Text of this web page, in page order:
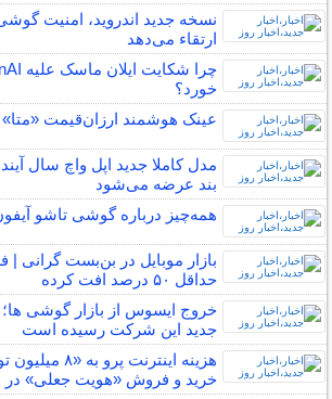
نسخه جدید اندروید، امنیت
ارتقاء می‌دهد
خورد؟
عینک هوشمند ارزان‌قیمت
مدل کاملا جدید اپل واچ سال
بند عرضه می‌شود
همه‌چیز درباره گوشی تاشو
بازار موبایل در بن‌بست گرانی
حداقل ۵۰ درصد افت کرده
خروج ایسوس از بازار گوشی ها؛
جدید این شرکت رسیده است
هزینه اینترنت
خرید و فروش «هویت جعلی» در